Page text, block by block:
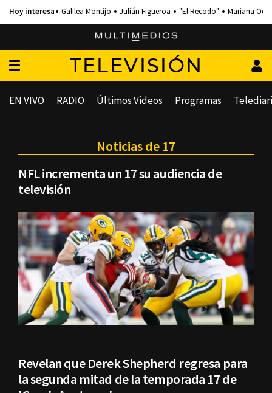
Galilea Montijo Julián Figueroa "El Recodo" Mariana
TELEVISIÓN
EN VIVO RADIO Últimos Videos Programas
Noticias de 17
NFL incrementa un 17 su audiencia de
televisión
Revelan que Derek Shepherd regresa para
la segunda mitad de la temporada 17 de